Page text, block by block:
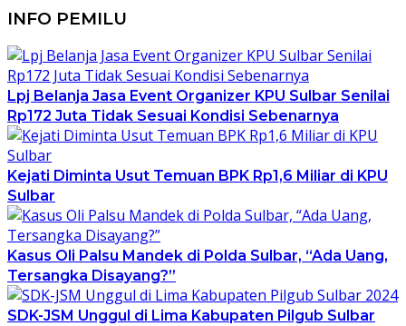
INFO PEMILU
Lpj Belanja Jasa Event Organizer KPU Sulbar Senilai
Rp172 Juta Tidak Sesuai Kondisi Sebenarnya
Kejati Diminta Usut Temuan BPK Rp1,6 Miliar di KPU
Sulbar
Kasus Oli Palsu Mandek di Polda Sulbar, “Ada Uang,
Tersangka Disayang?”
SDK-JSM Unggul di Lima Kabupaten Pilgub Sulbar